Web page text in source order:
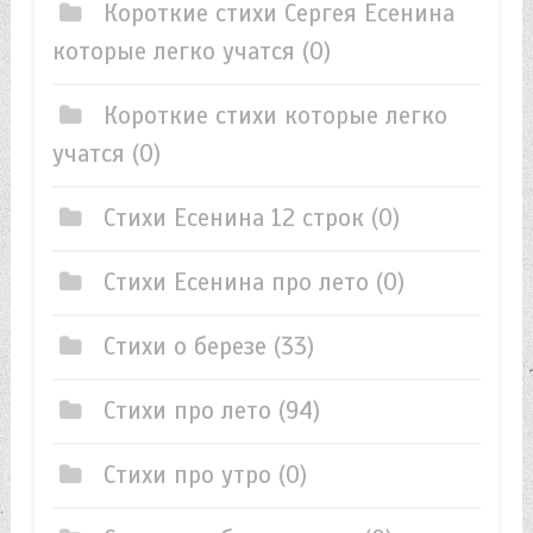
Короткие стихи Сергея Есенина
которые легко учатся (0)
Короткие стихи которые легко
учатся (0)
Стихи Есенина 12 строк (0)
Стихи Есенина про лето (0)
Стихи о березе (33)
Стихи про лето (94)
Стихи про утро (0)